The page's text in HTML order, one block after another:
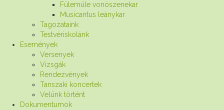
Fülemüle vonószenekar
Musicantus leánykar
Tagozataink
Testvériskolánk
Események
Versenyek
Vizsgák
Rendezvények
Tanszaki koncertek
Velünk történt
Dokumentumok